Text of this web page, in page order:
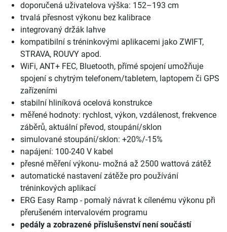
doporučená uživatelova výška: 152–193 cm
trvalá přesnost výkonu bez kalibrace
integrovaný držák lahve
kompatibilní s tréninkovými aplikacemi jako ZWIFT,
STRAVA, ROUVY apod.
WiFi, ANT+ FEC, Bluetooth, přímé spojení umožňuje
spojení s chytrým telefonem/tabletem, laptopem či GPS
zařízeními
stabilní hliníková ocelová konstrukce
měřené hodnoty: rychlost, výkon, vzdálenost, frekvence
záběrů, aktuální převod, stoupání/sklon
simulované stoupání/sklon: +20%/-15%
napájení: 100-240 V kabel
přesné měření výkonu- možná až 2500 wattová zátěž
automatické nastavení zátěže pro používání
tréninkových aplikací
ERG Easy Ramp - pomalý návrat k cílenému výkonu při
přerušeném intervalovém programu
pedály a zobrazené příslušenství není součástí